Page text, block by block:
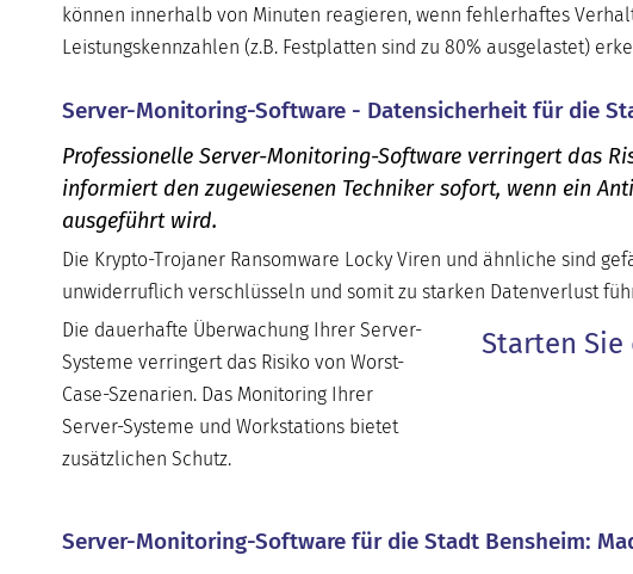
können innerhalb von Minuten reagieren, wenn fehlerhaftes
Leistungskennzahlen (z.B. Festplatten sind zu 80% ausgelastet)
Server-Monitoring-Software - Datensicherheit für die
Professionelle Server-Monitoring-Software verringert das
informiert den zugewiesenen Techniker sofort, wenn ein
ausgeführt wird.
Die Krypto-Trojaner Ransomware Locky Viren und ähnliche sind
unwiderruflich verschlüsseln und somit zu starken Datenverlust
Die dauerhafte Überwachung Ihrer Server-
Systeme verringert das Risiko von Worst-
Case-Szenarien. Das Monitoring Ihrer
Server-Systeme und Workstations bietet
zusätzlichen Schutz.
Starten Sie
Server-Monitoring-Software für die Stadt Bensheim: